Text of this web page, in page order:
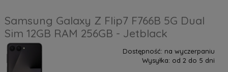
Samsung Galaxy Z Flip7 F766B 5G Dual
Sim 12GB RAM 256GB - Jetblack
Dostępność: na wyczerpaniu
Wysyłka: od 2 do 5 dni